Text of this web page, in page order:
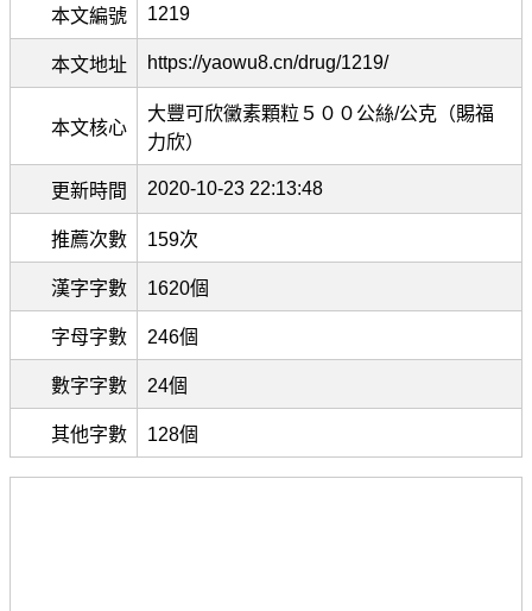
本文編號 1219
本文地址 https://yaowu8.cn/drug/1219/
本文核心
大豐可欣黴素顆粒５００公絲/公克（賜福
力欣）
更新時間 2020-10-23 22:13:48
推薦次數 159次
漢字字數 1620個
字母字數 246個
數字字數 24個
其他字數 128個